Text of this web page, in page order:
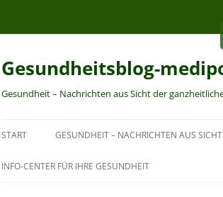
Zum
Gesundheitsblog-
Gesundheit – Nachrichten aus Sicht der
START GESUNDHEIT – NACHRICHTEN AUS
INFO-CENTER FÜR IHRE GESUNDHEIT